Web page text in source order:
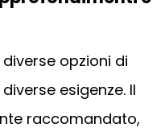
opzioni di
esigenze. Il
raccomandato,